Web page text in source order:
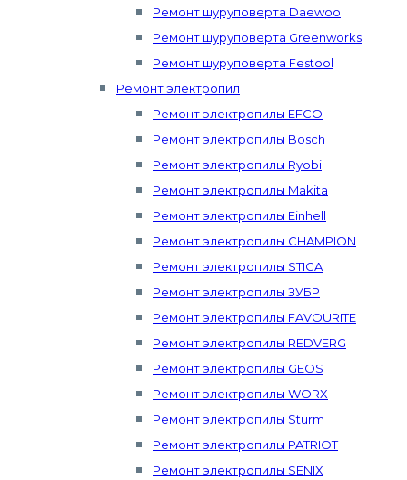
Ремонт шуруповерта Daewoo
Ремонт шуруповерта Greenworks
Ремонт шуруповерта Festool
Ремонт электропил
Ремонт электропилы EFCO
Ремонт электропилы Bosch
Ремонт электропилы Ryobi
Ремонт электропилы Makita
Ремонт электропилы Einhell
Ремонт электропилы CHAMPION
Ремонт электропилы STIGA
Ремонт электропилы ЗУБР
Ремонт электропилы FAVOURITE
Ремонт электропилы REDVERG
Ремонт электропилы GEOS
Ремонт электропилы WORX
Ремонт электропилы Sturm
Ремонт электропилы PATRIOT
Ремонт электропилы SENIX